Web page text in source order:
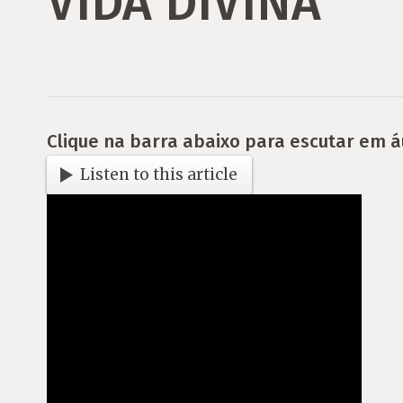
Clique na barra abaixo para escutar em
Listen to this article